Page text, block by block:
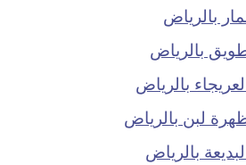
بالرياض
بالرياض
بالرياض
لبن بالرياض
بالرياض